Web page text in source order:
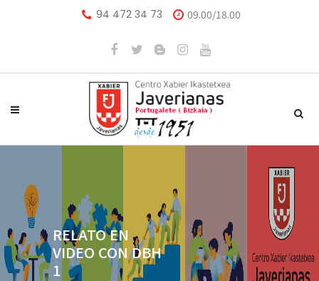
94 472 34 73 09.00/18.00
RELATO EN
VIDEO CON DBH
1